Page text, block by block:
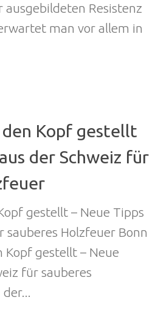
Resistenz
man vor allem in
Kopf gestellt
der Schweiz für
gestellt – Neue Tipps
sauberes Holzfeuer Bonn
Kopf gestellt – Neue
für sauberes